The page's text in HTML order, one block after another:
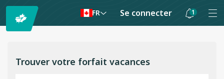
FR Se connecter 1
Les
Trouver votre forfait vacances